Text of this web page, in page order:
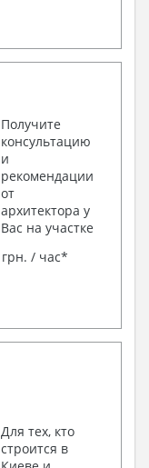
Получите
консультацию
и
рекомендации
от
архитектора у
Вас на участке
грн. / час*
Для тех, кто
строится в